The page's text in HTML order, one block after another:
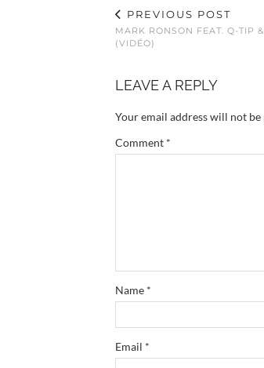
PREVIOUS POST
MARK RONSON FEAT. Q-TIP
(VIDÉO)
LEAVE A REPLY
Your email address will not be
Comment *
Name *
Email *